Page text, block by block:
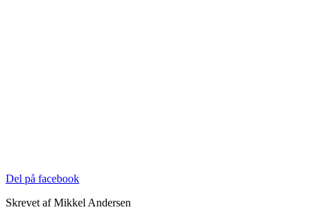
Del på facebook
Skrevet af Mikkel Andersen